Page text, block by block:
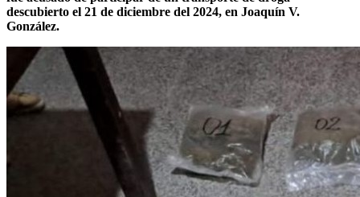
descubierto el 21 de diciembre del 2024, en Joaquín V.
González.